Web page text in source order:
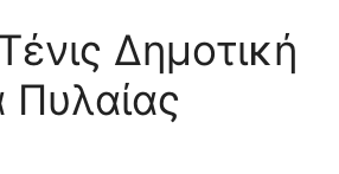
Δημοτική
Πυλαίας